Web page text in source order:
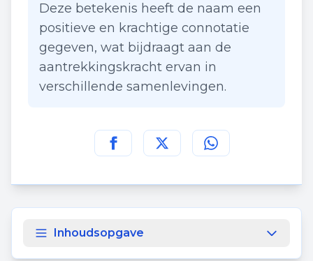
Deze betekenis heeft de naam een
positieve en krachtige connotatie
gegeven, wat bijdraagt aan de
aantrekkingskracht ervan in
verschillende samenlevingen.
Deel deze pagina op
Deel deze pagina op
Deel deze pagina
Inhoudsopgave